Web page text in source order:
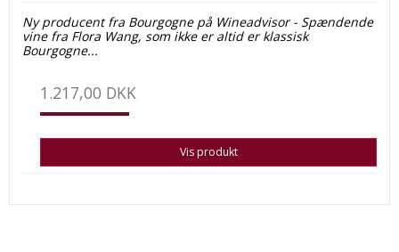
Ny producent fra Bourgogne på Wineadvisor - Spændende
vine fra Flora Wang, som ikke er altid er klassisk
Bourgogne...
1.217,00 DKK
Vis produkt